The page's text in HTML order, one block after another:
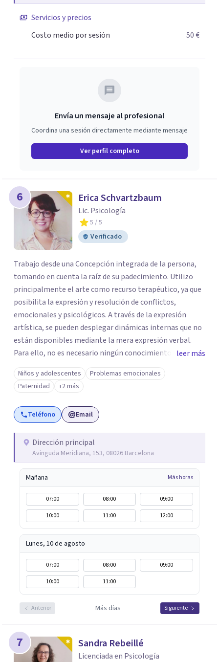
Servicios y precios
Costo medio por sesión
50 €
Envía un mensaje al profesional
Coordina una sesión directamente mediante mensaje
Ver perfil completo
6 Erica Schvartzbaum
Lic. Psicología
5 / 5
Verificado
Trabajo desde una Concepción integrada de la persona,
tomando en cuenta la raíz de su padecimiento. Utilizo
principalmente el arte como recurso terapéutico, ya que
posibilita la expresión y resolución de conflictos,
emocionales y psicológicos. A través de la expresión
artística, se pueden desplegar dinámicas internas que no
están disponibles mediante la mera expresión verbal.
Para ello, no es necesario ningún conocimiento ni
capacidad artística previa, ya que la riqueza está en el
proceso creativo, y no en el resultado estético. A través
del proceso creativo, y de la posterior elaboración de lo
que vaya surgiendo, acompaño al paciente a encontrar el
significado de sus vivencias y/o problemáticas que le
intenta promover un nuevo sentido a la experiencia con
uno mismo/a y con el mundo externo, buscando un mayor
bienestar.
leer más
Niños y adolescentes
Problemas emocionales
Paternidad
+2 más
Teléfono Email
Dirección principal
Avinguda Meridiana, 153, 08026 Barcelona
Mañana Más horas
07:00 08:00
09:00
10:00
11:00 12:00
Lunes, 10 de agosto
07:00 08:00
09:00
10:00
11:00
Anterior Más días Siguiente
7 Sandra Rebeillé
Licenciada en Psicología